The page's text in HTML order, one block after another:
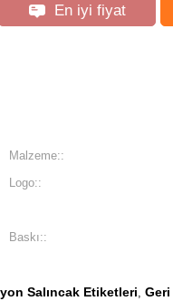
En iyi fiyat
Malzeme::
Logo::
Baskı::
Salıncak Etiketleri,